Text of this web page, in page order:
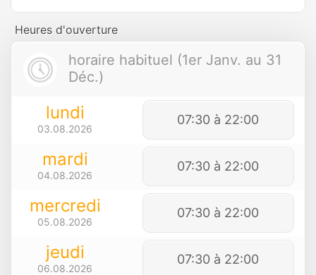
Heures d'ouverture
horaire habituel (1er Janv. au 31
Déc.)
lundi
03.08.2026
07:30 à 22:00
mardi
04.08.2026
07:30 à 22:00
mercredi
05.08.2026
07:30 à 22:00
jeudi
06.08.2026
07:30 à 22:00